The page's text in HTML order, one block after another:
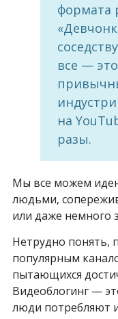
формата
все —
на
разы.
Мы все можем
людьми,
или даже немного
Нетрудно понять,
популярным
пытающихся
Видеоблогинг —
люди потребляют